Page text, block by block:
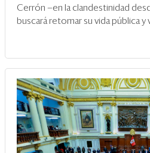
Cerrón —en la clandestinidad
buscará retomar su vida pública